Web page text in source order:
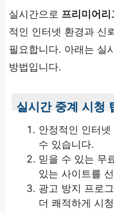
실시간으로 프리미어리
적인 인터넷 환경과 신
필요합니다. 아래는 실
방법입니다.
실시간 중계 시청
안정적인 인터
수 있습니다.
믿을 수 있는 무
있는 사이트를
광고 방지 프로
더 쾌적하게 시